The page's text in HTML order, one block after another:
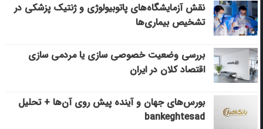
نقش آزمایشگاه‌های پاتوبیولوژی و ژنتیک پزشکی در
تشخیص بیماری‌ها
بررسی وضعیت خصوصی سازی یا مردمی سازی
اقتصاد کلان در ایران
بورس‌های جهان و آینده پیش روی آن‌ها + تحلیل
bankeghtesad